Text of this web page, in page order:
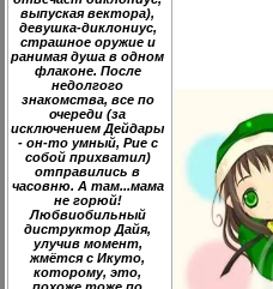
выпуская вектора),
девушка-диклониус,
страшное оружие и
ранимая душа в одном
флаконе. После
недолгого
знакомства, все по
очереди (за
исключением Дейдары
- он-то умный, Рие с
собой прихватил)
отправились в
часовню. А там...мама
не горюй!
Любвиобильный
диструктор Дайя,
улучив момент,
жмётся с Икуто,
которому, это,